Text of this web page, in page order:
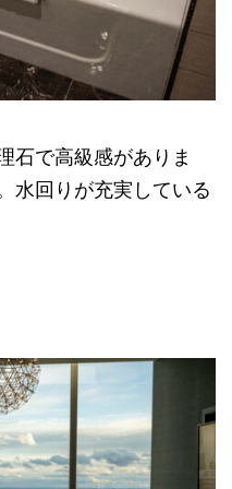
石で高級感がありま
水回りが充実している